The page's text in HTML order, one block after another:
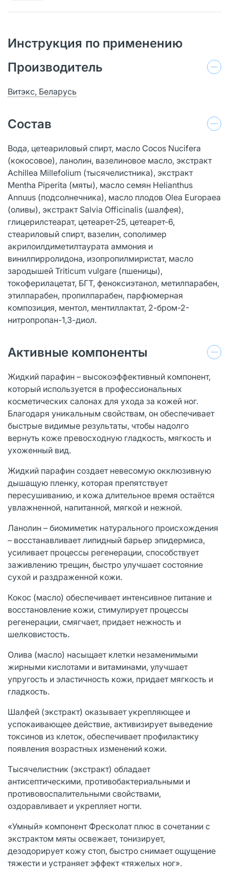
Инструкция по применению
Производитель
Витэкс, Беларусь
Состав
Вода, цетеариловый спирт, масло Cocos Nucifera
(кокосовое), ланолин, вазелиновое масло, экстракт
Achillea Millefolium (тысячелистника), экстракт
Mentha Piperita (мяты), масло семян Helianthus
Annuus (подсолнечника), масло плодов Olea Europaea
(оливы), экстракт Salvia Officinalis (шалфея),
глицерилстеарат, цетеарет-25, цетеaрет-6,
стеариловый спирт, вазелин, сополимер
акрилоилдиметилтаурата аммония и
винилпирролидона, изопропилмиристат, масло
зародышей Triticum vulgare (пшеницы),
токоферилацетат, БГТ, феноксиэтанол, метилпарабен,
этилпарабен, пропилпарабен, парфюмерная
композиция, ментол, ментиллактат, 2-бром-2-
нитропропан-1,3-диол.
Активные компоненты
Жидкий парафин – высокоэффективный компонент,
который используется в профессиональных
косметических салонах для ухода за кожей ног.
Благодаря уникальным свойствам, он обеспечивает
быстрые видимые результаты, чтобы надолго
вернуть коже превосходную гладкость, мягкость и
ухоженный вид.
Жидкий парафин создает невесомую окклюзивную
дышащую пленку, которая препятствует
пересушиванию, и кожа длительное время остаётся
увлажненной, напитанной, мягкой и нежной.
Ланолин – биомиметик натурального происхождения
– восстанавливает липидный барьер эпидермиса,
усиливает процессы регенерации, способствует
заживлению трещин, быстро улучшает состояние
сухой и раздраженной кожи.
Кокос (масло) обеспечивает интенсивное питание и
восстановление кожи, стимулирует процессы
регенерации, смягчает, придает нежность и
шелковистость.
Олива (масло) насыщает клетки незаменимыми
жирными кислотами и витаминами, улучшает
упругость и эластичность кожи, придает мягкость и
гладкость.
Шалфей (экстракт) оказывает укрепляющее и
успокаивающее действие, активизирует выведение
токсинов из клеток, обеспечивает профилактику
появления возрастных изменений кожи.
Тысячелистник (экстракт) обладает
антисептическими, противобактериальными и
противовоспалительными свойствами,
оздоравливает и укрепляет ногти.
«Умный» компонент Фресколат плюс в сочетании с
экстрактом мяты освежает, тонизирует,
дезодорирует кожу стоп, быстро снимает ощущение
тяжести и устраняет эффект «тяжелых ног».